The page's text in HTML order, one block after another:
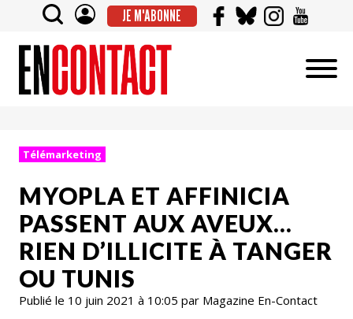
JE M'ABONNE
Télémarketing
MYOPLA ET AFFINICIA
PASSENT AUX AVEUX…
RIEN D’ILLICITE À TANGER
OU TUNIS
Publié le 10 juin 2021 à 10:05 par Magazine En-Contact